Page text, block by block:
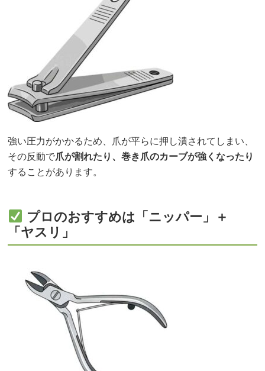
強い圧力がかかるため、爪が平らに押し潰されてしまい、
その反動で爪が割れたり、巻き爪のカーブが強くなったり
することがあります。
プロのおすすめは「ニッパー」＋
「ヤスリ」